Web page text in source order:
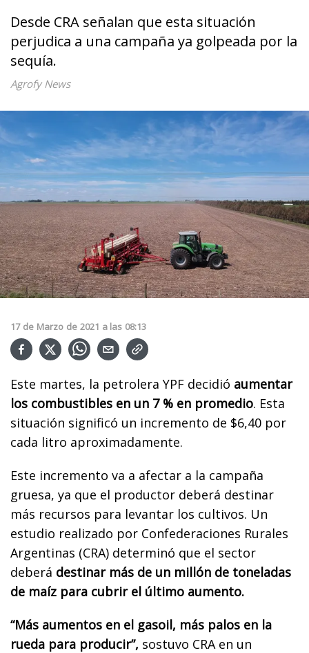
Desde CRA señalan que esta situación
perjudica a una campaña ya golpeada por la
sequía.
Agrofy News
17 de Marzo de 2021 a las 08:13
Este martes, la petrolera YPF decidió aumentar
los combustibles en un 7 % en promedio. Esta
situación significó un incremento de $6,40 por
cada litro aproximadamente.
Este incremento va a afectar a la campaña
gruesa, ya que el productor deberá destinar
más recursos para levantar los cultivos. Un
estudio realizado por Confederaciones Rurales
Argentinas (CRA) determinó que el sector
deberá destinar más de un millón de toneladas
de maíz para cubrir el último aumento.
“Más aumentos en el gasoil, más palos en la
rueda para producir”, sostuvo CRA en un